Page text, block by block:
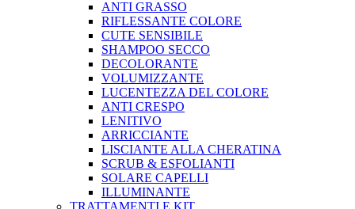
ANTI GRASSO
RIFLESSANTE COLORE
CUTE SENSIBILE
SHAMPOO SECCO
DECOLORANTE
VOLUMIZZANTE
LUCENTEZZA DEL COLORE
ANTI CRESPO
LENITIVO
ARRICCIANTE
LISCIANTE ALLA CHERATINA
SCRUB & ESFOLIANTI
SOLARE CAPELLI
ILLUMINANTE
TRATTAMENTI E KIT